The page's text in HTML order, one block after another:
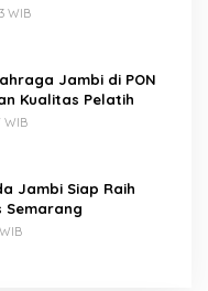
WIB
Jambi di PON
Kualitas Pelatih
WIB
Jambi Siap Raih
Semarang